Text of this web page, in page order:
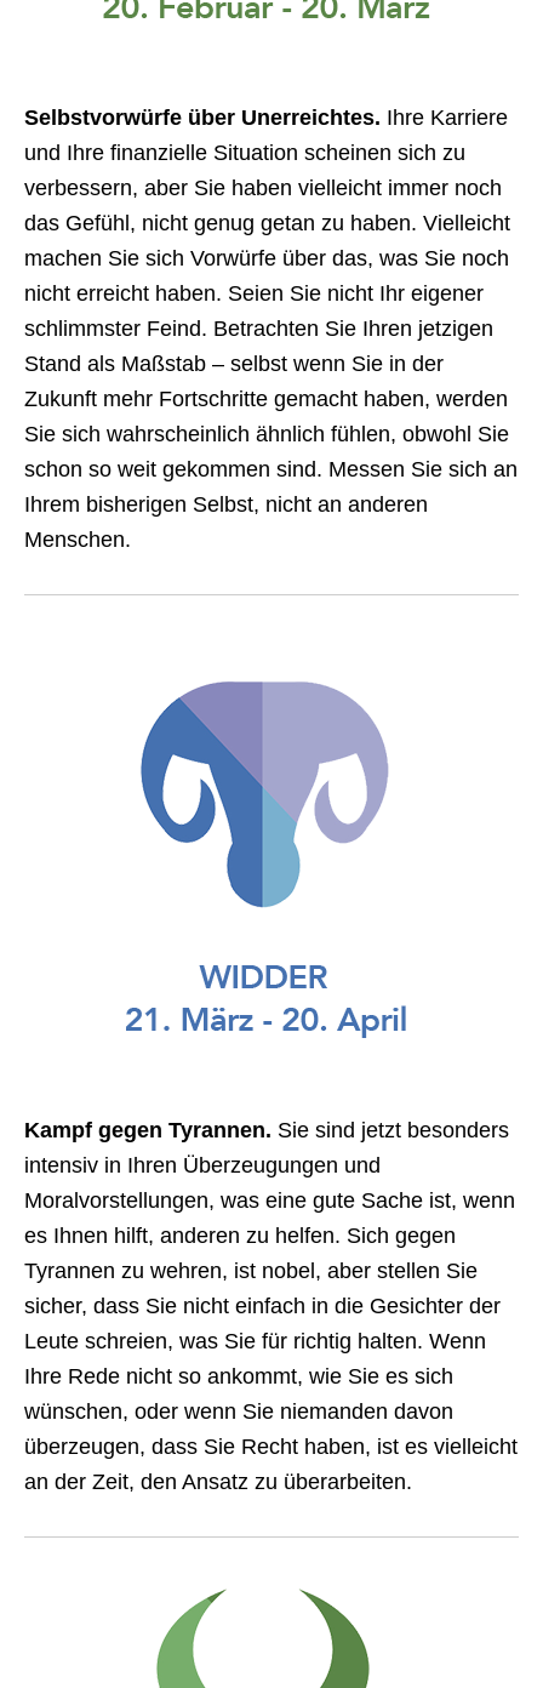
Selbstvorwürfe über Unerreichtes. Ihre Karriere
und Ihre finanzielle Situation scheinen sich zu
verbessern, aber Sie haben vielleicht immer noch
das Gefühl, nicht genug getan zu haben. Vielleicht
machen Sie sich Vorwürfe über das, was Sie noch
nicht erreicht haben. Seien Sie nicht Ihr eigener
schlimmster Feind. Betrachten Sie Ihren jetzigen
Stand als Maßstab – selbst wenn Sie in der
Zukunft mehr Fortschritte gemacht haben, werden
Sie sich wahrscheinlich ähnlich fühlen, obwohl Sie
schon so weit gekommen sind. Messen Sie sich an
Ihrem bisherigen Selbst, nicht an anderen
Menschen.
Kampf gegen Tyrannen. Sie sind jetzt besonders
intensiv in Ihren Überzeugungen und
Moralvorstellungen, was eine gute Sache ist, wenn
es Ihnen hilft, anderen zu helfen. Sich gegen
Tyrannen zu wehren, ist nobel, aber stellen Sie
sicher, dass Sie nicht einfach in die Gesichter der
Leute schreien, was Sie für richtig halten. Wenn
Ihre Rede nicht so ankommt, wie Sie es sich
wünschen, oder wenn Sie niemanden davon
überzeugen, dass Sie Recht haben, ist es vielleicht
an der Zeit, den Ansatz zu überarbeiten.